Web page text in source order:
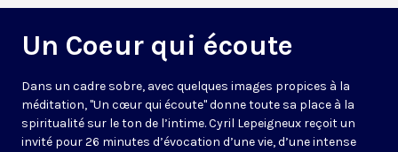
Un Coeur qui écoute
Dans un cadre sobre, avec quelques images propices à la
méditation, "Un cœur qui écoute" donne toute sa place à la
spiritualité sur le ton de l’intime. Cyril Lepeigneux reçoit un
invité pour 26 minutes d’évocation d’une vie, d’une intense